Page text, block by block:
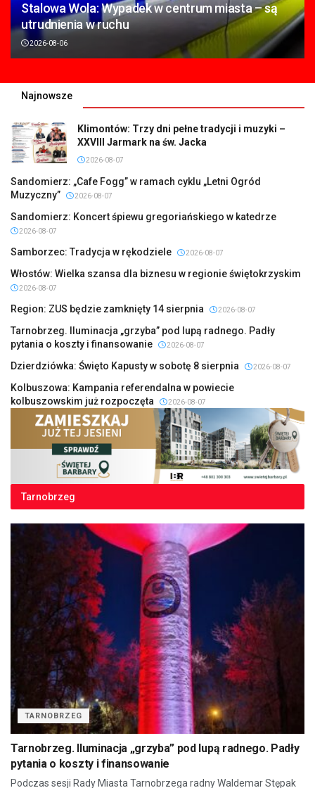
Stalowa Wola: Wypadek w centrum miasta – są
utrudnienia w ruchu
2026-08-06
Najnowsze
Klimontów: Trzy dni pełne tradycji i muzyki –
XXVIII Jarmark na św. Jacka
2026-08-07
Sandomierz: „Cafe Fogg” w ramach cyklu „Letni Ogród
Muzyczny”
2026-08-07
Sandomierz: Koncert śpiewu gregoriańskiego w katedrze
2026-08-07
Samborzec: Tradycja w rękodziele 2026-08-07
Włostów: Wielka szansa dla biznesu w regionie świętokrzyskim
2026-08-07
Region: ZUS będzie zamknięty 14 sierpnia 2026-08-07
Tarnobrzeg. Iluminacja „grzyba” pod lupą radnego. Padły
pytania o koszty i finansowanie
2026-08-07
Dzierdziówka: Święto Kapusty w sobotę 8 sierpnia 2026-08-07
Kolbuszowa: Kampania referendalna w powiecie
kolbuszowskim już rozpoczęta
2026-08-07
Tarnobrzeg
TARNOBRZEG
Tarnobrzeg. Iluminacja „grzyba” pod lupą radnego. Padły
pytania o koszty i finansowanie
Podczas sesji Rady Miasta Tarnobrzega radny Waldemar Stępak